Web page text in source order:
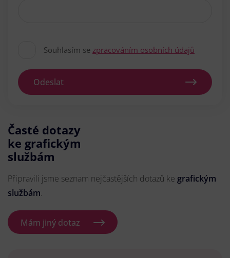
Souhlasím se zpracováním osobních údajů
Odeslat
Časté dotazy
ke grafickým
službám
Připravili jsme seznam nejčastějších dotazů ke grafickým
službám.
Mám jiný dotaz